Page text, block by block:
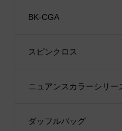
BK-CGA
スピンクロス
ニュアンスカラーシリー
ダッフルバッグ